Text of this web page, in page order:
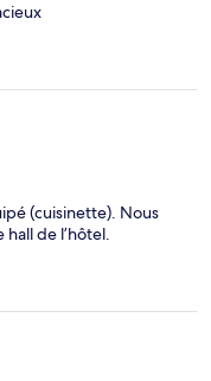
(cuisinette). Nous
de l’hôtel.